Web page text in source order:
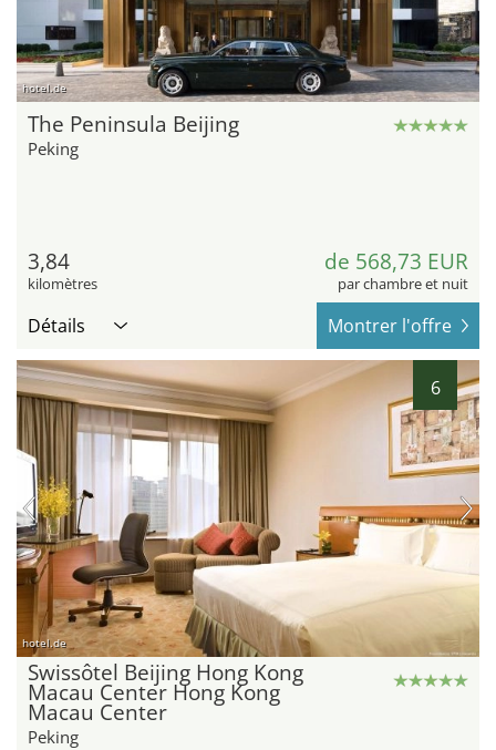
hotel.de
The Peninsula Beijing
Peking
3,84
kilomètres
de 568,73 EUR
par chambre et nuit
Détails Montrer l'offre
6
hotel.de
Swissôtel Beijing Hong Kong
Macau Center Hong Kong
Macau Center
Peking